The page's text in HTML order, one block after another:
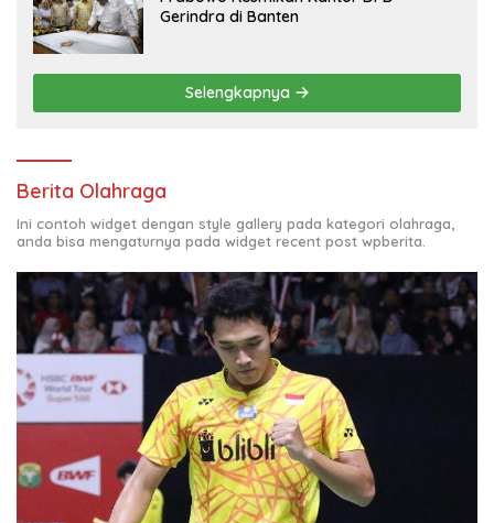
Gerindra di Banten
Selengkapnya
Berita Olahraga
Ini contoh widget dengan style gallery pada kategori olahraga,
anda bisa mengaturnya pada widget recent post wpberita.